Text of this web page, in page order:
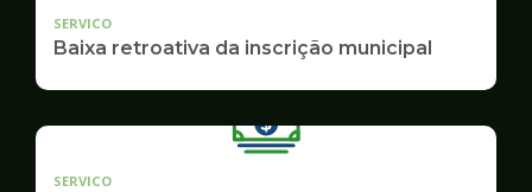
SERVICO
Baixa retroativa da inscrição municipal
SERVICO